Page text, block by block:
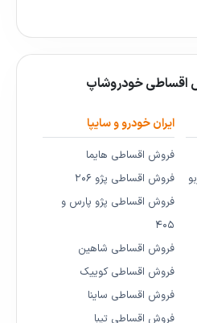
خودروشاپ
ایران خودرو و سایپا
فروش اقساطی هایما
فروش اقساطی پژو ۲۰۶
فروش اقساطی پژو پارس و
۴۰۵
فروش اقساطی شاهین
فروش اقساطی کوییک
فروش اقساطی ساینا
فروش اقساطی تیبا